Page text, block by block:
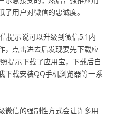
用户对微信的忠诚度。
提示说可以升级到微信5.1内
，点击进去后发现要先下载应
提示下载了应用宝，下载后自
下载安装QQ手机浏览器等一系
微信的强制性方式会让许多用